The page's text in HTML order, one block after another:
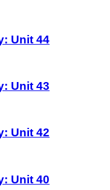
Unit 44
Unit 43
Unit 42
Unit 40